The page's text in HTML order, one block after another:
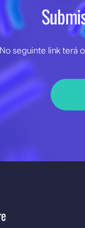
No seguinte link terá